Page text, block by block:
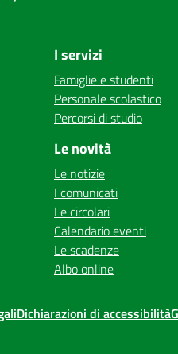
I servizi
Famiglie e studenti
Personale scolastico
Percorsi di studio
Le novità
Le notizie
I comunicati
Le circolari
Calendario eventi
Le scadenze
Albo online
Dichiarazioni di accessibilità